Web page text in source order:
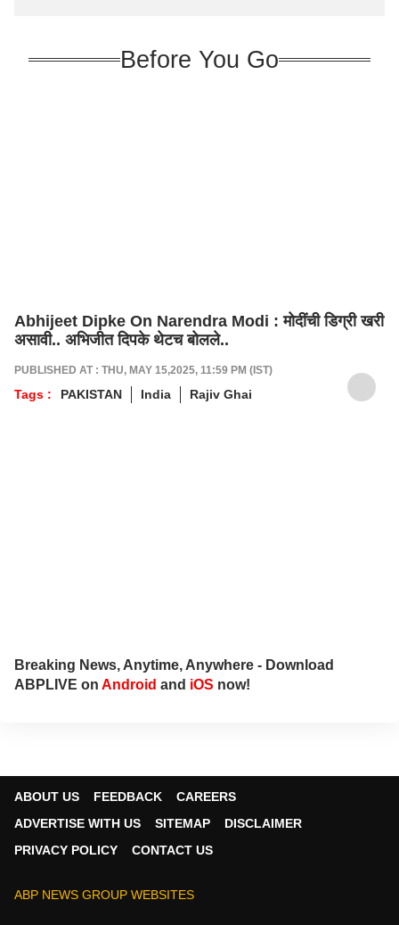
Before You Go
Abhijeet Dipke On Narendra Modi : मोदींची डिग्री खरी
असावी.. अभिजीत दिपके थेटच बोलले..
PUBLISHED AT : THU, MAY 15,2025, 11:59 PM (IST)
Tags : PAKISTAN India Rajiv Ghai
Breaking News, Anytime, Anywhere - Download
ABPLIVE on Android and iOS now!
ABOUT US FEEDBACK
CAREERS
ADVERTISE WITH US
SITEMAP
DISCLAIMER
PRIVACY POLICY
CONTACT US
ABP NEWS GROUP WEBSITES